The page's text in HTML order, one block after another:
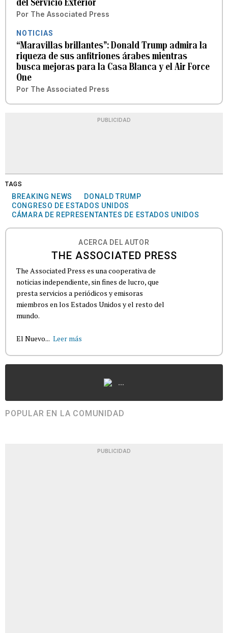
del Servicio Exterior
Por The Associated Press
NOTICIAS
“Maravillas brillantes”: Donald Trump admira la
riqueza de sus anfitriones árabes mientras
busca mejoras para la Casa Blanca y el Air Force
One
Por The Associated Press
PUBLICIDAD
TAGS
BREAKING NEWS
DONALD TRUMP
CONGRESO DE ESTADOS UNIDOS
CÁMARA DE REPRESENTANTES DE ESTADOS UNIDOS
ACERCA DEL AUTOR
THE ASSOCIATED PRESS
The Associated Press es una cooperativa de
noticias independiente, sin fines de lucro, que
presta servicios a periódicos y emisoras
miembros en los Estados Unidos y el resto del
mundo.
El Nuevo... Leer más
...
POPULAR EN LA COMUNIDAD
PUBLICIDAD